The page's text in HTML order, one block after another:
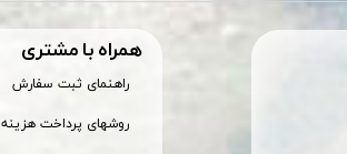
همراه با مشتری
راهنمای ثبت سفارش
روشهای پرداخت هزینه